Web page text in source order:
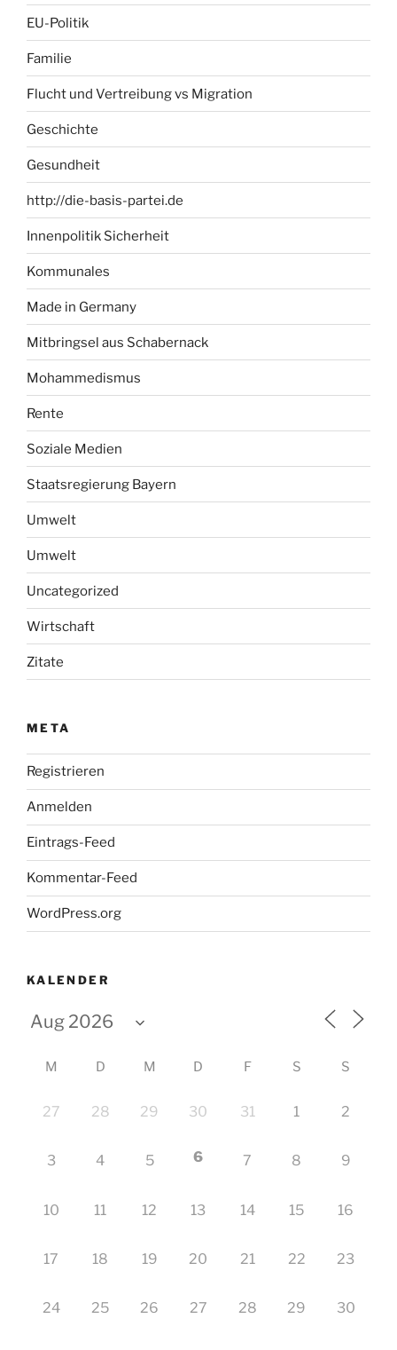
EU-Politik
Familie
Flucht und Vertreibung vs Migration
Geschichte
Gesundheit
http://die-basis-partei.de
Innenpolitik Sicherheit
Kommunales
Made in Germany
Mitbringsel aus Schabernack
Mohammedismus
Rente
Soziale Medien
Staatsregierung Bayern
Umwelt
Umwelt
Uncategorized
Wirtschaft
Zitate
META
Registrieren
Anmelden
Eintrags-Feed
Kommentar-Feed
WordPress.org
KALENDER
M D M D F S S
27 28 29 30 31 1 2
3 4 5 6 7 8 9
10 11 12 13 14 15 16
17 18 19 20 21 22 23
24 25 26 27 28 29 30